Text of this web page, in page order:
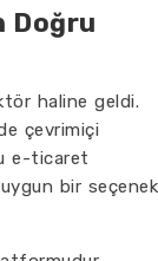
Doğru
haline geldi.
çevrimiçi
e-ticaret
bir seçenek